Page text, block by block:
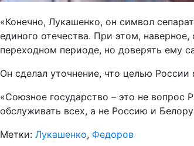
«Конечно, Лукашенко, он символ
единого отечества. При этом,
переходном периоде, но доверять ему
Он сделал уточнение, что целью
«Союзное государство – это не вопрос
обслуживать всех, а не Россию и
Метки: Лукашенко, Федоров